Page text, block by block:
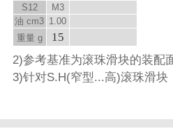
S12
M3
油 cm3 1.00
重量 g
15
2)参考基准为滚珠滑块的装配
3)针对S.H(窄型...高)滚珠滑块